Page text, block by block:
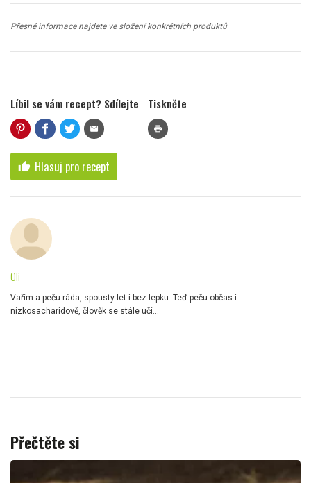
Přesné informace najdete ve složení konkrétních produktů
Líbil se vám recept? Sdílejte
mail
Tiskněte
print
thumb_up Hlasuj pro recept
Oli
Vařím a peču ráda, spousty let i bez lepku. Teď peču občas i
nízkosacharidově, člověk se stále učí...
Přečtěte si